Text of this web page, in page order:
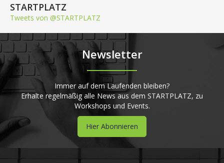
STARTPLATZ
Tweets von @STARTPLATZ
Newsletter
Immer auf dem Laufenden bleiben?
Erhalte regelmäßig alle News aus dem STARTPLATZ, zu
Workshops und Events.
Hier Abonnieren